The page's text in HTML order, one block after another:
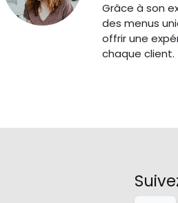
Grâce à son
des menus
offrir une
chaque client.